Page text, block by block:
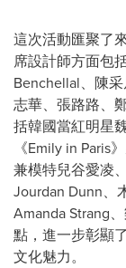
這次活動匯聚了
席設計師方面包
Benchellal、陳
志華、張路路、
括韓國當紅明星
《Emily in Paris
兼模特兒谷愛凌
Jourdan Dunn、
Amanda Strang
點，進一步彰顯
文化魅力。